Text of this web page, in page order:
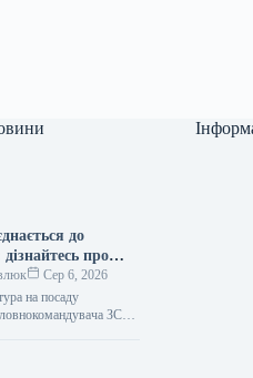
до
про
Сер 6, 2026
на посаду
ЗСУ
Собко готується
заступника